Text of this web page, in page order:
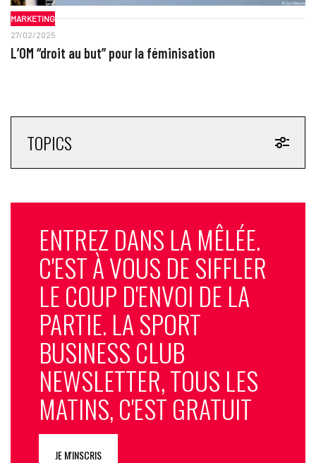
MARKETING
27/02/2025
L’OM “droit au but” pour la féminisation
TOPICS
ENTREZ DANS LA MÊLÉE.
C'EST À VOUS DE SIFFLER
LE COUP D'ENVOI DE LA
PARTIE. LA SPORT
BUSINESS CLUB
NEWSLETTER, TOUS LES
MATINS, C'EST GRATUIT
JE M'INSCRIS